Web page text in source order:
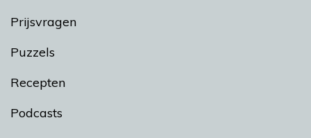
Prijsvragen
Puzzels
Recepten
Podcasts